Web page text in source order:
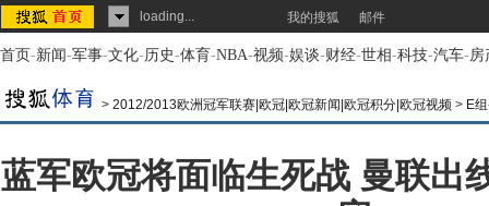
loading... 我的搜狐 邮件
首页-新闻-军事-文化-历史-体育-NBA-视频-娱谈-财经-世相-科技-汽车-房
> 2012/2013欧洲冠军联赛|欧冠|欧冠新闻|欧冠积分|欧冠视频 > E
蓝军欧冠将面临生死战 曼联出